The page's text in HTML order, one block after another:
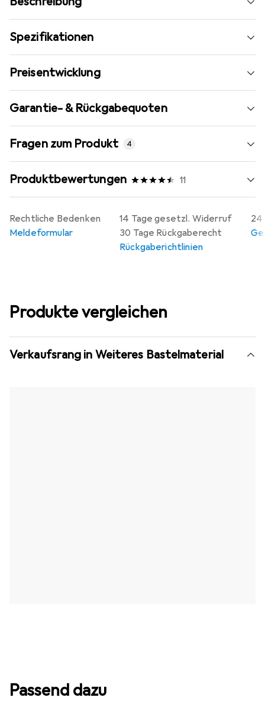
Spezifikationen
Preisentwicklung
Garantie- & Rückgabequoten
Fragen zum Produkt 4
Produktbewertungen 11
14 Tage gesetzl. Widerruf
30 Tage Rückgaberecht
Rückgaberichtlinien
24
Rechtliche Bedenken
Meldeformular
Produkte vergleichen
Verkaufsrang in Weiteres Bastelmaterial
Passend dazu